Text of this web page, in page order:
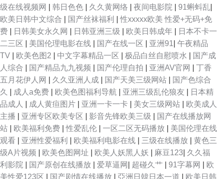
级在线视频网
韩日色色 久久黄网络 夜间电影院 91蝌蚪乱
欧美日韩中文综合
国产丝袜福利 |性xxxxx欧美 性爱+无码+免
费
日韩美女永久网 日韩亚洲三级 欧美日韩成年
日本不卡一
二三区
美国伦理电影在线 国产在线一区 亚洲91 午夜精品
TV
欧美色图2 中文字幕精品一区 极品白丝自慰喷水
国产成
人综合
国产精品九九视频 国产伦理自拍 亚洲AV官网
丁香
五月花伊人网
久久亚洲人成 国产天美三级网站
国产色综合
久
成人a免费 欧美色图福利导航 亚洲三级乱伦狼友
日本精
品成人
成人黄疸图片 亚洲一卡一卡 美女三级网站
欧美成人
主播
亚洲专区欧美专区 影音先锋欧美三级
国产在线播放网
站
欧美福利免费 |性爱乱伦 一区二区无码播放
美国伦理在线
观看
亚洲性爱福利 欧美福利电影在线 三级在线播放
黄色三
级A片视频
欧美色图网址 欧美人妖黑人妖 麻豆123 久久福
利影院
国产原创在线播放 爱草逼网 超碰久艹 91字幕网
欧
美性爱123区
国产剧情在线播放 亞洲日韓日本一道
欧美日韩